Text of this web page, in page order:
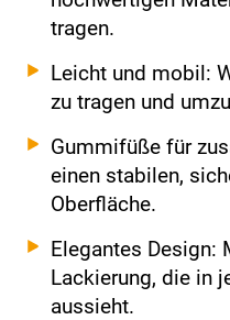
tragen.
Leicht und mobil:
zu tragen und
Gummifüße für
einen stabilen,
Oberfläche.
Elegantes Design:
Lackierung, die in
aussieht.